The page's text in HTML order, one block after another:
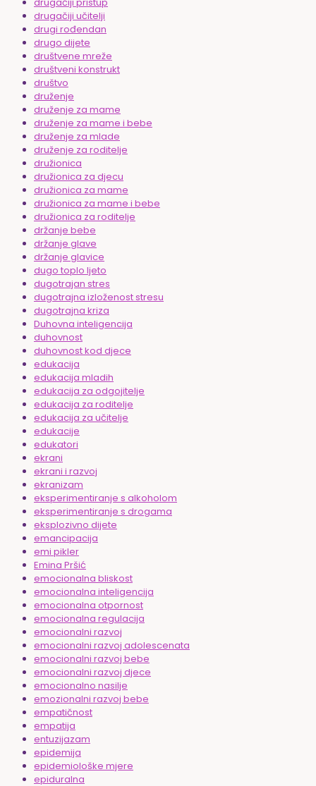
drugačiji učitelji
drugi rođendan
drugo dijete
društvene mreže
društveni konstrukt
društvo
druženje
druženje za mame
druženje za mame i bebe
druženje za mlade
druženje za roditelje
družionica
družionica za djecu
družionica za mame
družionica za mame i bebe
družionica za roditelje
držanje bebe
držanje glave
držanje glavice
dugo toplo ljeto
dugotrajan stres
dugotrajna izloženost stresu
dugotrajna kriza
Duhovna inteligencija
duhovnost
duhovnost kod djece
edukacija
edukacija mladih
edukacija za odgojitelje
edukacija za roditelje
edukacija za učitelje
edukacije
edukatori
ekrani
ekrani i razvoj
ekranizam
eksperimentiranje s alkoholom
eksperimentiranje s drogama
eksplozivno dijete
emancipacija
emi pikler
Emina Pršić
emocionalna bliskost
emocionalna inteligencija
emocionalna otpornost
emocionalna regulacija
emocionalni razvoj
emocionalni razvoj adolescenata
emocionalni razvoj bebe
emocionalni razvoj djece
emocionalno nasilje
emozionalni razvoj bebe
empatičnost
empatija
entuzijazam
epidemija
epidemiološke mjere
epiduralna